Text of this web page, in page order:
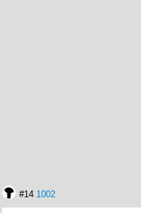
#14 1002